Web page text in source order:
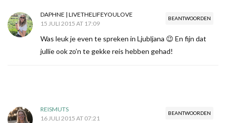
BEANTWOORDEN
DAPHNE | LIVETHELIFEYOULOVE
15 JULI 2015 AT 17:09
Was leuk je even te spreken in Ljubljana 😉 En fijn dat
jullie ook zo’n te gekke reis hebben gehad!
BEANTWOORDEN
REISMUTS
16 JULI 2015 AT 07:21